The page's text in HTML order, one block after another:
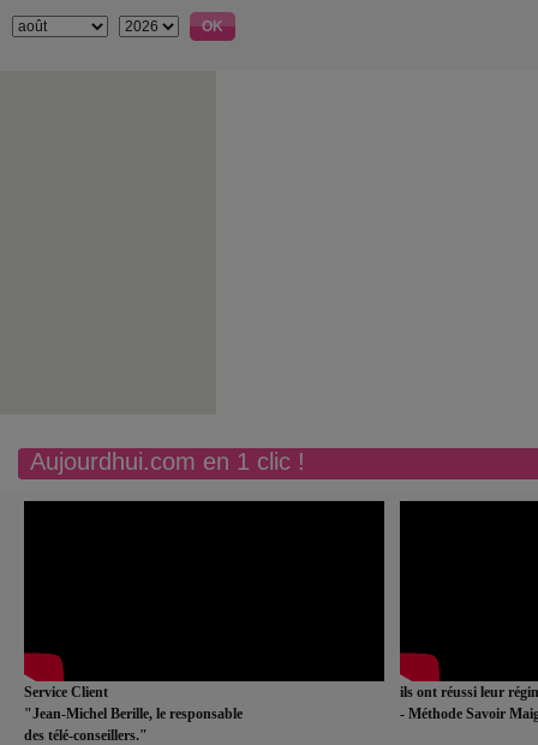
Aujourdhui.com en 1 clic !
Service Client
"Jean-Michel Berille, le responsable
des télé-conseillers."
ils ont réussi leur
- Méthode Savoir